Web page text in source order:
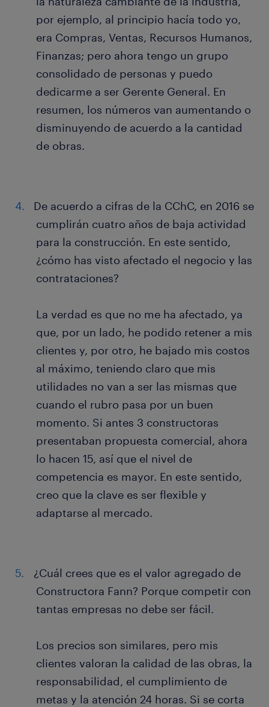
por ejemplo, al principio hacía todo yo,
era Compras, Ventas, Recursos Humanos,
Finanzas; pero ahora tengo un grupo
consolidado de personas y puedo
dedicarme a ser Gerente General. En
resumen, los números van aumentando o
disminuyendo de acuerdo a la cantidad
de obras.
De acuerdo a cifras de la CChC, en 2016 se
cumplirán cuatro años de baja actividad
para la construcción. En este sentido,
¿cómo has visto afectado el negocio y las
contrataciones?
La verdad es que no me ha afectado, ya
que, por un lado, he podido retener a mis
clientes y, por otro, he bajado mis costos
al máximo, teniendo claro que mis
utilidades no van a ser las mismas que
cuando el rubro pasa por un buen
momento. Si antes 3 constructoras
presentaban propuesta comercial, ahora
lo hacen 15, así que el nivel de
competencia es mayor. En este sentido,
creo que la clave es ser flexible y
adaptarse al mercado.
¿Cuál crees que es el valor agregado de
Constructora Fann? Porque competir con
tantas empresas no debe ser fácil.
Los precios son similares, pero mis
clientes valoran la calidad de las obras, la
responsabilidad, el cumplimiento de
metas y la atención 24 horas. Si se corta